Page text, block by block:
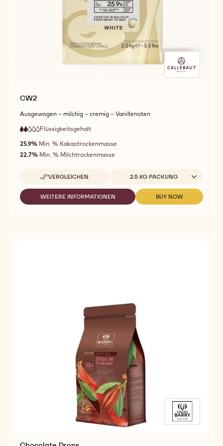
CW2
Ausgewogen – milchig – cremig – Vanillenoten
2
out
of
5
Flüssigkeitsgehalt
Fließfähigkeit
25.9% Min. % Kakaotrockenmasse
22.7% Min. % Milchtrockenmasse
VERGLEICHEN
-
CW2
Verfügbare Größen
2.5 KG PACKUNG
WEITERE INFORMATIONEN
-
BUY NOW
-